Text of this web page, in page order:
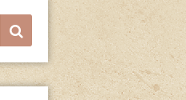
SEARCH